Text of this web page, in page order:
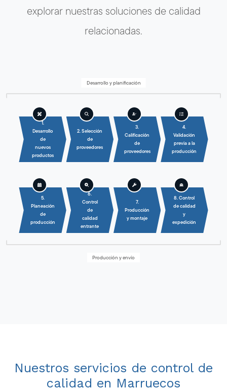
explorar nuestras soluciones de calidad
relacionadas.
1.
Desarrollo
de
nuevos
productos
2. Selección
de
proveedores
3.
Calificación
de
proveedores
4.
Validación
previa a la
producción
5.
Planeación
de
producción
6.
Control
de
calidad
entrante
7.
Producción
y montaje
8. Control
de calidad
y
expedición
Desarrollo y planificación
Producción y envío
Nuestros servicios de control de
calidad en Marruecos